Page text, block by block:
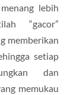
lebih
“gacor”
memberikan
setiap
dan
memukau